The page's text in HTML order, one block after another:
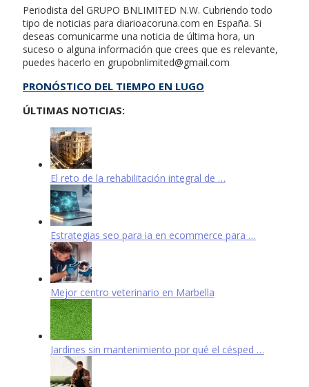
Periodista del GRUPO BNLIMITED N.W. Cubriendo todo
tipo de noticias para diarioacoruna.com en España. Si
deseas comunicarme una noticia de última hora, un
suceso o alguna información que crees que es relevante,
puedes hacerlo en grupobnlimited@gmail.com
PRONÓSTICO DEL TIEMPO EN LUGO
ÚLTIMAS NOTICIAS:
El reto de la rehabilitación integral de …
Estrategias seo para ia en ecommerce para …
Mejor centro veterinario en Marbella
Jardines sin mantenimiento por qué el césped …